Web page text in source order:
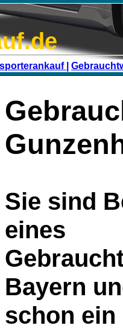
|
Sie sind
eines
Bayern
schon ein